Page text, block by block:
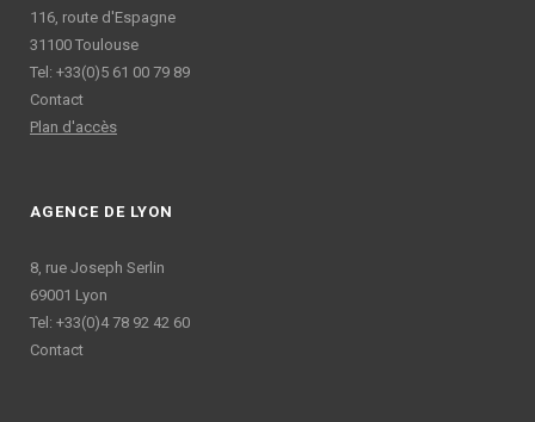
116, route d'Espagne
31100 Toulouse
Tel: +33(0)5 61 00 79 89
Contact
Plan d'accès
AGENCE DE LYON
8, rue Joseph Serlin
69001 Lyon
Tel: +33(0)4 78 92 42 60
Contact